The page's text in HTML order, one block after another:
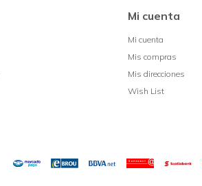
Mi cuenta
Mi cuenta
Mis compras
Mis direcciones
Wish List